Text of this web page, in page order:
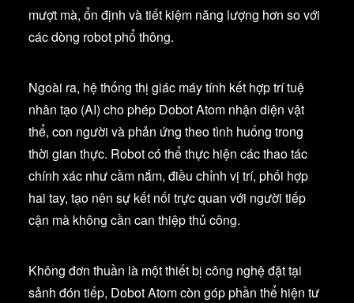
mượt mà, ổn định và tiết kiệm năng lượng hơn so với
các dòng robot phổ thông.
Ngoài ra, hệ thống thị giác máy tính kết hợp trí tuệ
nhân tạo (AI) cho phép Dobot Atom nhận diện vật
thể, con người và phản ứng theo tình huống trong
thời gian thực. Robot có thể thực hiện các thao tác
chính xác như cầm nắm, điều chỉnh vị trí, phối hợp
hai tay, tạo nên sự kết nối trực quan với người tiếp
cận mà không cần can thiệp thủ công.
Không đơn thuần là một thiết bị công nghệ đặt tại
sảnh đón tiếp, Dobot Atom còn góp phần thể hiện tư